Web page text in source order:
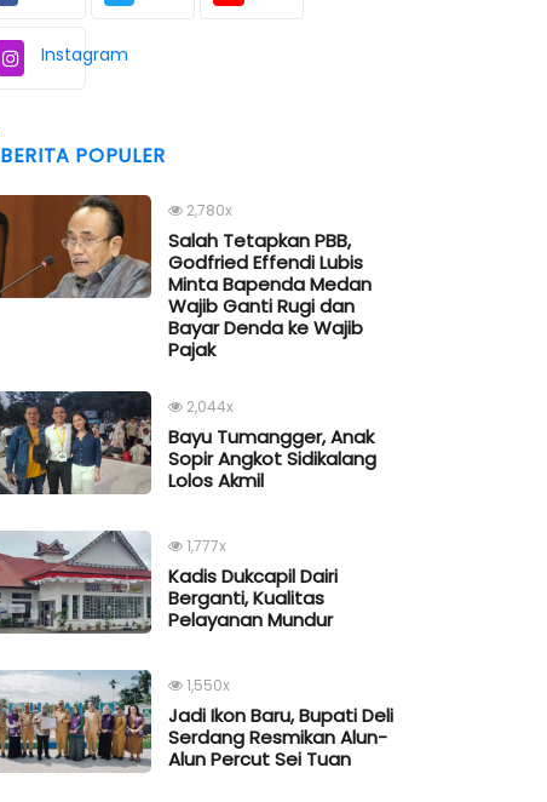
Instagram
BERITA POPULER
2,780x
Salah Tetapkan PBB,
Godfried Effendi Lubis
Minta Bapenda Medan
Wajib Ganti Rugi dan
Bayar Denda ke Wajib
Pajak
2,044x
Bayu Tumangger, Anak
Sopir Angkot Sidikalang
Lolos Akmil
1,777x
Kadis Dukcapil Dairi
Berganti, Kualitas
Pelayanan Mundur
1,550x
Jadi Ikon Baru, Bupati Deli
Serdang Resmikan Alun-
Alun Percut Sei Tuan